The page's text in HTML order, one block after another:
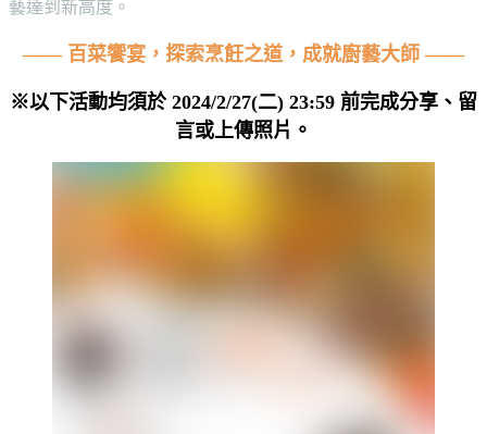
藝達到新高度。
—— 百菜饗宴，探索烹飪之道，成就廚藝大師 ——
※以下活動均須於 2024/2/27(二) 23:59 前完成分享、留
言或上傳照片。